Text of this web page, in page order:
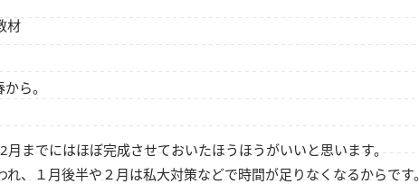
材
ら。
までにはほぼ完成させておいたほうほうがいいと思います。
、１月後半や２月は私大対策などで時間が足りなくなるからです。